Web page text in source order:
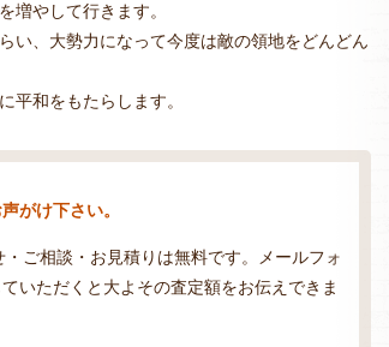
増やして行きます。
い、大勢力になって今度は敵の領地をどんどん
平和をもたらします。
がけ下さい。
ご相談・お見積りは無料です。メールフォ
いただくと大よその査定額をお伝えできま